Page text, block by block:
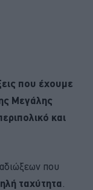
που έχουμε
Μεγάλης
και
που
ταχύτητα